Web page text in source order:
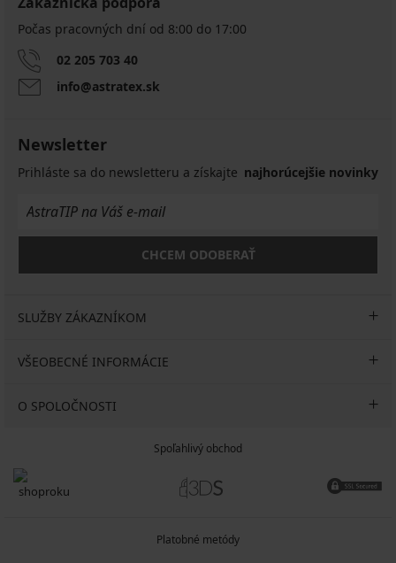
Počas pracovných dní od 8:00 do 17:00
02 205 703 40
info@astratex.sk
Newsletter
Prihláste sa do newsletteru a získajte najhorúcejšie novinky
CHCEM ODOBERAŤ
SLUŽBY ZÁKAZNÍKOM
VŠEOBECNÉ INFORMÁCIE
O SPOLOČNOSTI
Spoľahlivý obchod
Platobné metódy